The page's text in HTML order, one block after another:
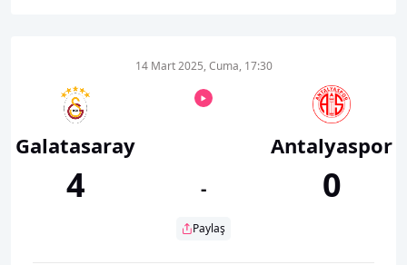
Galatasaray
4
14 Mart 2025, Cuma, 17:30
-
Paylaş
Antalyaspor
0